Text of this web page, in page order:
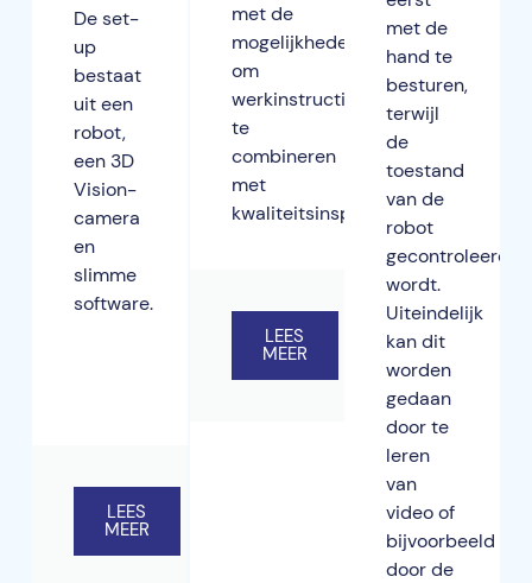
De set-
up
bestaat
uit een
robot,
een 3D
Vision-
camera
en
slimme
software.
LEES
MEER
met de
mogelijkheden
om
werkinstructies
te
combineren
met
kwaliteitsinspectie.
LEES
MEER
met de
hand te
besturen,
terwijl
de
toestand
van de
robot
gecontroleerd
wordt.
Uiteindelijk
kan dit
worden
gedaan
door te
leren
van
video of
bijvoorbeeld
door de